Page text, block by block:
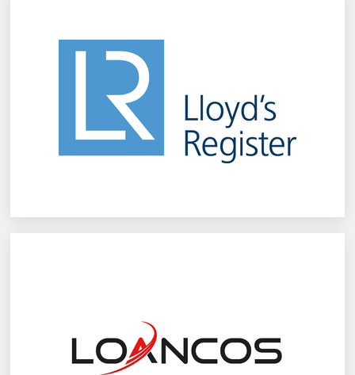
Lloyd´s Register EMEA
LOANCOS GmbH
Mehr erfahren